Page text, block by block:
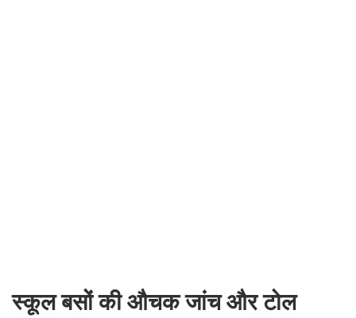
स्कूल बसों की औचक जांच और टोल